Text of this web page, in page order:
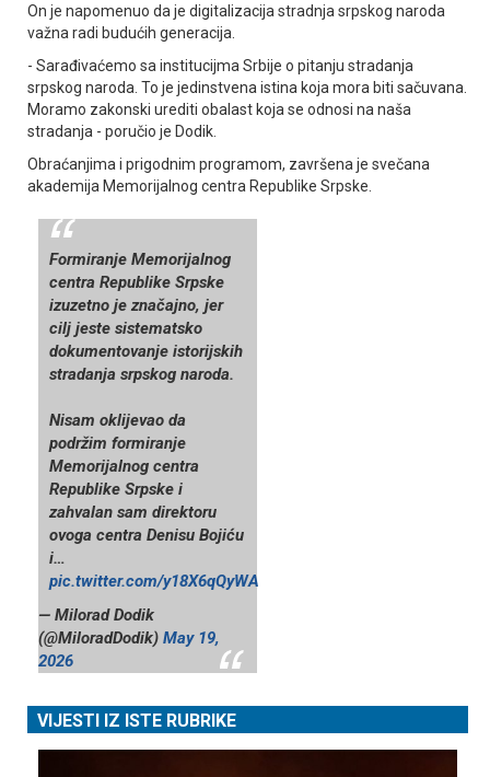
On je napomenuo da je digitalizacija stradnja srpskog naroda
važna radi budućih generacija.
- Sarađivaćemo sa institucijma Srbije o pitanju stradanja
srpskog naroda. To je jedinstvena istina koja mora biti sačuvana.
Moramo zakonski urediti obalast koja se odnosi na naša
stradanja - poručio je Dodik.
Obraćanjima i prigodnim programom, završena je svečana
akademija Memorijalnog centra Republike Srpske.
Formiranje Memorijalnog
centra Republike Srpske
izuzetno je značajno, jer
cilj jeste sistematsko
dokumentovanje istorijskih
stradanja srpskog naroda.
Nisam oklijevao da
podržim formiranje
Memorijalnog centra
Republike Srpske i
zahvalan sam direktoru
ovoga centra Denisu Bojiću
i…
pic.twitter.com/y18X6qQyWA
— Milorad Dodik
(@MiloradDodik) May 19,
2026
VIJESTI IZ ISTE RUBRIKE